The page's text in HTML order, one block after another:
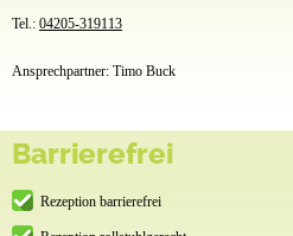
Tel.: 04205-319113
Ansprechpartner: Timo Buck
Barrierefrei
Rezeption barrierefrei